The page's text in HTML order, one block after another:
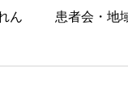
ん 患者会・地